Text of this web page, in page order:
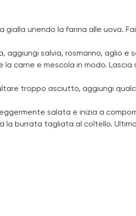
gialla unendo la farina alle uova.
salvia, rosmarino, aglio e
la carne e mescola in modo. Lascia
troppo asciutto, aggiungi
salata e inizia a
burrata tagliata al coltello. Ultima